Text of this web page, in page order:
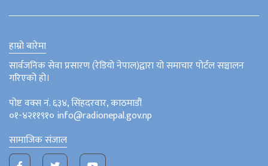
हाम्रो बारेमा
सार्वजनिक सेवा प्रसारण (रेडियो नेपाल)द्वारा यो समाचार पोर्टल सञ्चालन
गरिएको हो।
पोष्ट वक्स नं. ६३४, सिंहदरवार, काठमाडौं
०१-४२११९१० info@radionepal.gov.np
सामाजिक संजाल